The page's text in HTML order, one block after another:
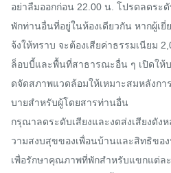
อย่าลืมออกก่อน 22.00 น. โปรดลดระดั
พักท่านอื่นที่อยู่ในห้องเดียวกัน หากผู้เ
จ้งให้ทราบ จะต้องเสียค่าธรรมเนียม
ล็อบบี้และพื้นที่สาธารณะอื่น ๆ เปิดให้
ดจัดสภาพแวดล้อมให้เหมาะสมหลังกา
บายสำหรับผู้โดยสารท่านอื่น
กรุณาลดระดับเสียงและงดส่งเสียงดัง
วามสงบสุขของเพื่อนบ้านและสิทธิขอ
เพื่อรักษาคุณภาพที่พักสำหรับแขกแต่ล